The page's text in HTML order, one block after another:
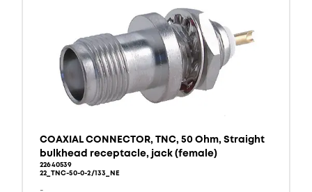
COAXIAL CONNECTOR, TNC, 50 Ohm, Straight
bulkhead receptacle, jack (female)
22640539
22_TNC-50-0-2/133_NE